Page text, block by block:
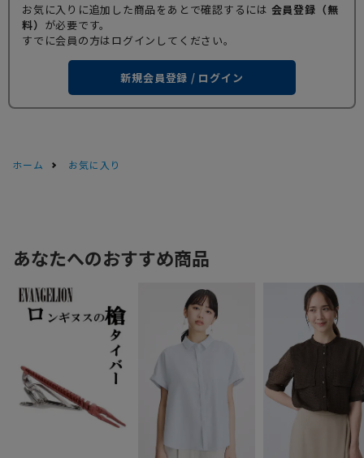
お気に入りに追加した商品をあとで確認するには 会員登録（無
料） が必要です。
すでに会員の方はログインしてください。
新規会員登録 / ログイン
ホーム お気に入り